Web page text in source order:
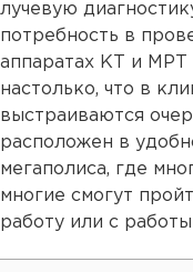
лучевую
потребность в
аппаратах КТ и МРТ
настолько, что в
выстраиваются
расположен в
мегаполиса, где
многие смогут
работу или с